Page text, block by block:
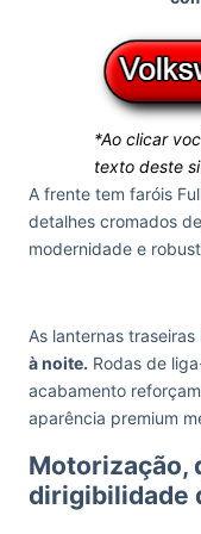
*Ao clicar
texto deste
A frente tem faróis
detalhes cromados
modernidade e
As lanternas
à noite. Rodas de
acabamento
aparência premium
Motorização,
dirigibilidade